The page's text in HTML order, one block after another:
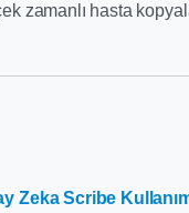
zamanlı hasta
Zeka Scribe